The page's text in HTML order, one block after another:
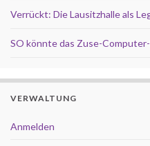
Verrückt: Die Lausitzhalle als
SO könnte das Zuse-
VERWALTUNG
Anmelden